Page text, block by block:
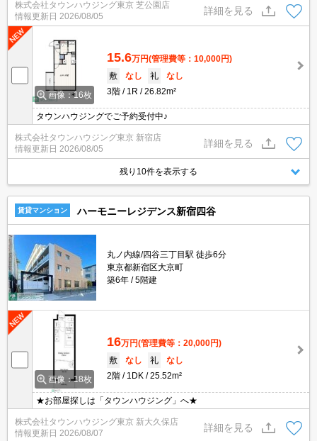
株式会社タウンハウジング東京 芝公園店
情報更新日 2026/08/05
詳細を見る
画像：16枚
15.6万円(管理費等：10,000円)
敷
なし 礼
なし
3階
1R 26.82m²
タウンハウジングでご予約受付中♪
株式会社タウンハウジング東京 新宿店
情報更新日 2026/08/05
詳細を見る
残り10件を表示する
賃貸マンション ハーモニーレジデンス新宿四谷
丸ノ内線/四谷三丁目駅 徒歩6分
東京都新宿区大京町
築6年
5階建
画像：18枚
16万円(管理費等：20,000円)
敷
なし 礼
なし
2階
1DK 25.52m²
★お部屋探しは「タウンハウジング」へ★
株式会社タウンハウジング東京 新大久保店
情報更新日 2026/08/07
詳細を見る